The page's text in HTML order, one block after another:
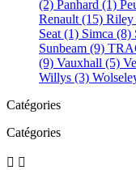
(2) Panhard (1)
Renault (15) Riley
Seat (1) Simca (8)
Sunbeam (9)
(9) Vauxhall (5)
Willys (3)
Catégories
Catégories
 